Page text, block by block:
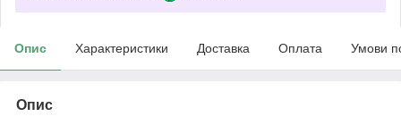
Опис Характеристики Доставка Оплата Умови
Опис